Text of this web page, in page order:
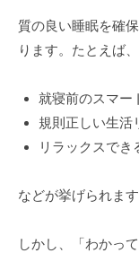
質の良い睡眠を確
ります。たとえば、
就寝前のスマー
規則正しい生活
リラックスでき
などが挙げられます
しかし、「わかっ